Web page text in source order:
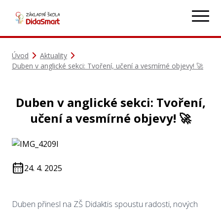
Úvod
Aktuality
Duben v anglické sekci: Tvoření, učení a vesmírné objevy! 🚀
Duben v anglické sekci: Tvoření,
učení a vesmírné objevy! 🚀
24. 4. 2025
Duben přinesl na ZŠ Didaktis spoustu radosti, nových